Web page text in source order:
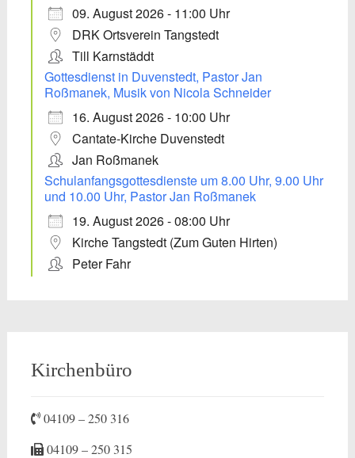
09. August 2026 - 11:00 Uhr
DRK Ortsverein Tangstedt
Till Karnstäddt
Gottesdienst in Duvenstedt, Pastor Jan
Roßmanek, Musik von Nicola Schneider
16. August 2026 - 10:00 Uhr
Cantate-Kirche Duvenstedt
Jan Roßmanek
Schulanfangsgottesdienste um 8.00 Uhr, 9.00 Uhr
und 10.00 Uhr, Pastor Jan Roßmanek
19. August 2026 - 08:00 Uhr
Kirche Tangstedt (Zum Guten Hirten)
Peter Fahr
Kirchenbüro
04109 – 250 316
04109 – 250 315